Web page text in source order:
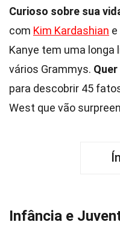
Curioso sobre sua
com Kim Kardashian
Kanye tem uma longa
vários Grammys.
para descobrir 45
West que vão
Infância e